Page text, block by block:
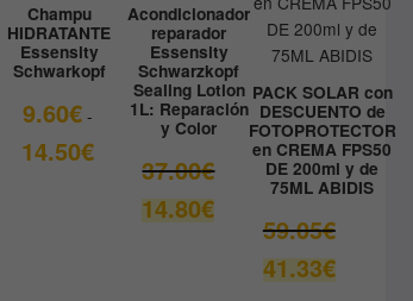
Champu
HIDRATANTE
Essensity
Schwarkopf
9.60€ -
14.50€Rango
precios:
Acondicionador
reparador
Essensity
Schwarzkopf
Sealing Lotion
1L: Reparación
y Color
37.00€El
original
37.00€.
14.80€El
precio
PACK SOLAR con
DESCUENTO de
FOTOPROTECTOR
en CREMA FPS50
DE 200ml y de
75ML ABIDIS
59.05€El
original
41.33€El
precio